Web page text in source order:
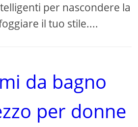
per nascondere la
il tuo stile....
da bagno
per donne